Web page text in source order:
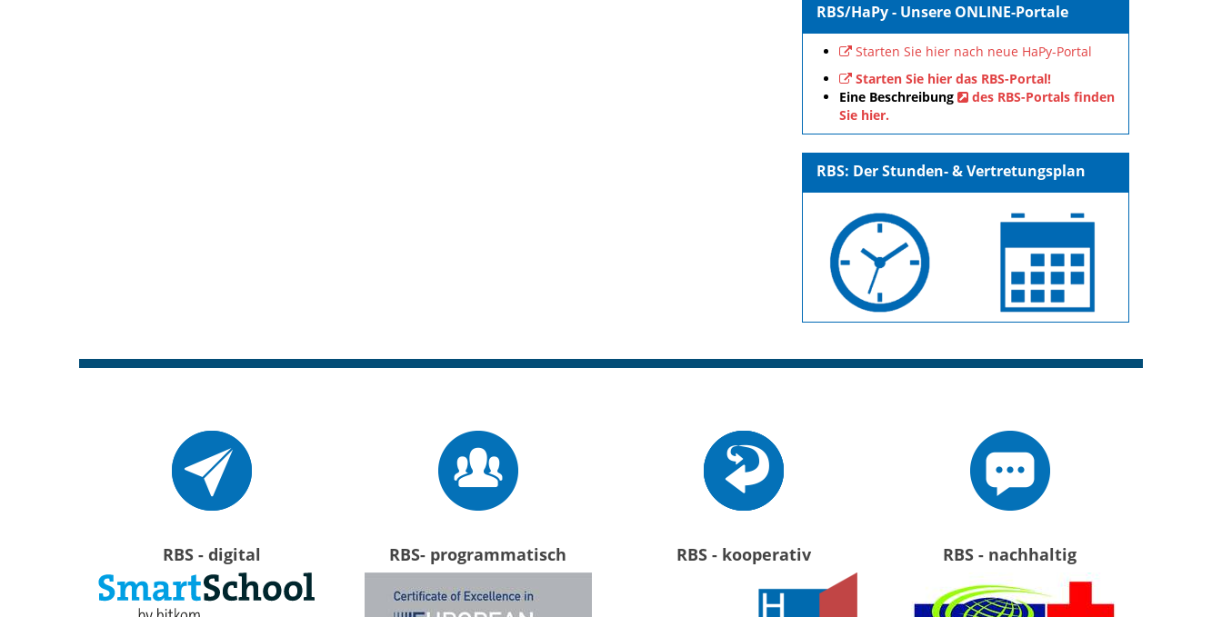
RBS/HaPy - Unsere ONLINE-Portale
Starten Sie hier nach neue HaPy-Portal
Starten Sie hier das RBS-Portal!
Eine Beschreibung
des RBS-Portals finden
Sie hier.
RBS: Der Stunden- & Vertretungsplan
RBS - digital RBS- programmatisch RBS - kooperativ RBS - nachhaltig